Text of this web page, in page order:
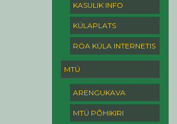
KASULIK INFO
KÜLAPLATS
RÖA KÜLA INTERNETIS
MTÜ
ARENGUKAVA
MTÜ PÕHIKIRI